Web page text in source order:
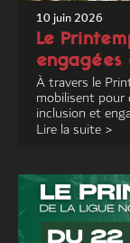
10 juin 2026
Le
À travers le
mobilisent pour
inclusion et
Lire la suite >